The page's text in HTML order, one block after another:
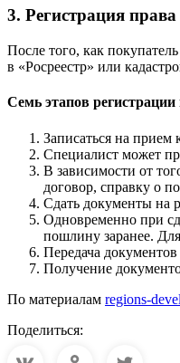
3. Регистрация права
После того, как
в «Росреестр» или
Семь этапов
Записаться на прием
Специалист может
В зависимости от
договор, справку о
Сдать документы на
Одновременно при
пошлину заранее.
Передача
Получение
По материалам regions-
Поделиться: